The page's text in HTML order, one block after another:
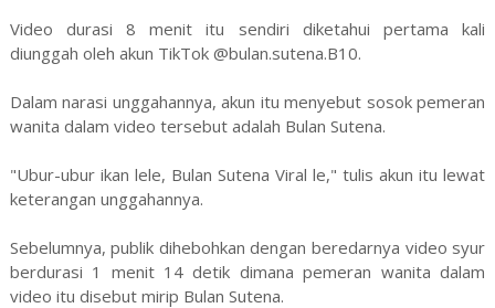
Video durasi 8 menit itu sendiri diketahui pertama kali
diunggah oleh akun TikTok @bulan.sutena.B10.
Dalam narasi unggahannya, akun itu menyebut sosok pemeran
wanita dalam video tersebut adalah Bulan Sutena.
"Ubur-ubur ikan lele, Bulan Sutena Viral le," tulis akun itu lewat
keterangan unggahannya.
Sebelumnya, publik dihebohkan dengan beredarnya video syur
berdurasi 1 menit 14 detik dimana pemeran wanita dalam
video itu disebut mirip Bulan Sutena.